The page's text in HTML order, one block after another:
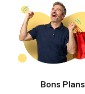
Bons Plans